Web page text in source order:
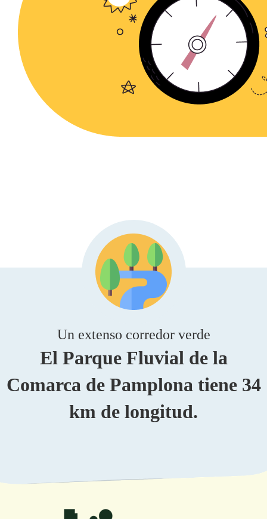
Un extenso corredor verde
El Parque Fluvial de la
Comarca de Pamplona tiene 34
km de longitud.